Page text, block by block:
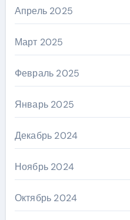
Апрель 2025
Март 2025
Февраль 2025
Январь 2025
Декабрь 2024
Ноябрь 2024
Октябрь 2024